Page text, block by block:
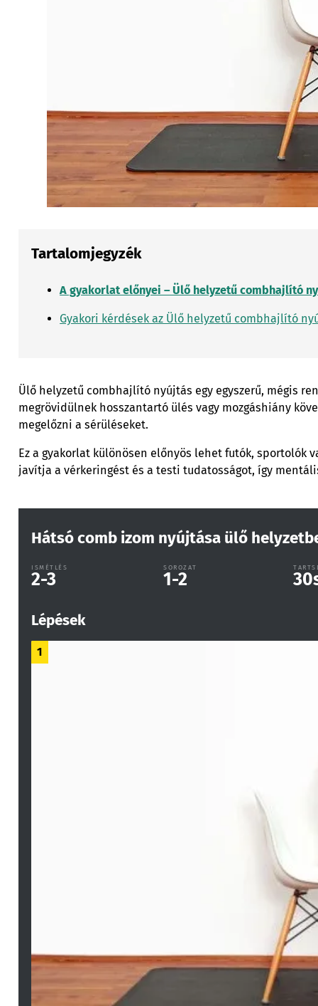
Tartalomjegyzék
A gyakorlat előnyei – Ülő helyzetű combhajlító
Gyakori kérdések az Ülő helyzetű combhajlító
Ülő helyzetű combhajlító nyújtás egy egyszerű, mégis
megrövidülnek hosszantartó ülés vagy mozgáshiány
megelőzni a sérüléseket.
Ez a gyakorlat különösen előnyös lehet futók, sportolók
javítja a vérkeringést és a testi tudatosságot, így
Hátsó comb izom nyújtása ülő
ISMÉTLÉS
2-3
SOROZAT
1-2 30
Lépések
1